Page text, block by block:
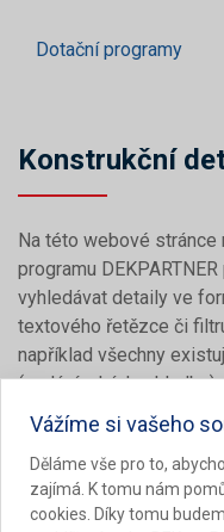
Dotační programy
Konstrukční
Na této webové
programu
vyhledávat detaily ve
textového řetězce či
například všechny
(zadáním kódu skladby)
zadáním části názvu
Detaily související s
katalogu SKLADBY A
STAVEBNÍ KNIHOVNĚ
Vážíme si vašeho
Děláme vše pro to,
zajímá. K tomu nám
cookies. Díky tomu